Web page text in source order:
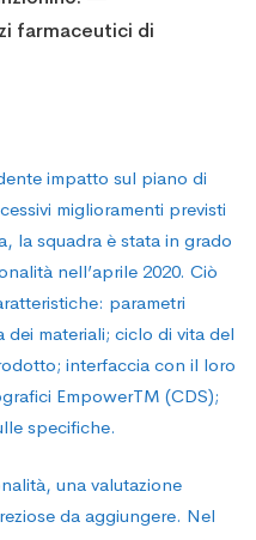
farmaceutici di
impatto sul piano di
miglioramenti previsti
la squadra è stata in grado
nell’aprile 2020. Ciò
parametri
materiali; ciclo di vita del
interfaccia con il loro
EmpowerTM (CDS);
specifiche.
una valutazione
da aggiungere. Nel